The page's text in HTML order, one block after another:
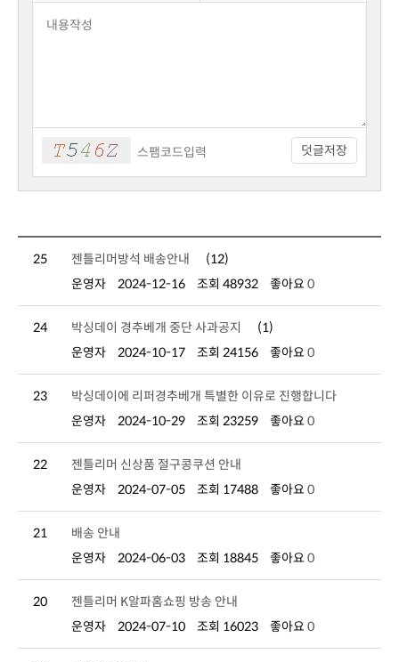
덧글저장
25 젠틀리머방석 배송안내
(12)
운영자
2024-12-16 조회 48932 좋아요 0
24 박싱데이 경추베개 중단 사과공지
(1)
운영자
2024-10-17 조회 24156 좋아요 0
23
박싱데이에 리퍼경추베개 특별한 이유로 진행합니다
운영자
2024-10-29 조회 23259 좋아요 0
22
젠틀리머 신상품 절구콩쿠션 안내
운영자
2024-07-05 조회 17488 좋아요 0
21
배송 안내
운영자
2024-06-03 조회 18845 좋아요 0
20
젠틀리머 K알파홈쇼핑 방송 안내
운영자
2024-07-10 조회 16023 좋아요 0